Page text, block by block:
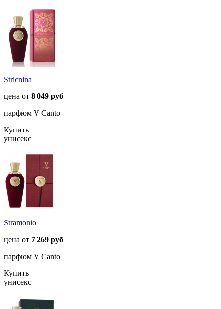
Stricnina
цена от 8 049 руб
парфюм V Canto
Купить
унисекс
Stramonio
цена от 7 269 руб
парфюм V Canto
Купить
унисекс